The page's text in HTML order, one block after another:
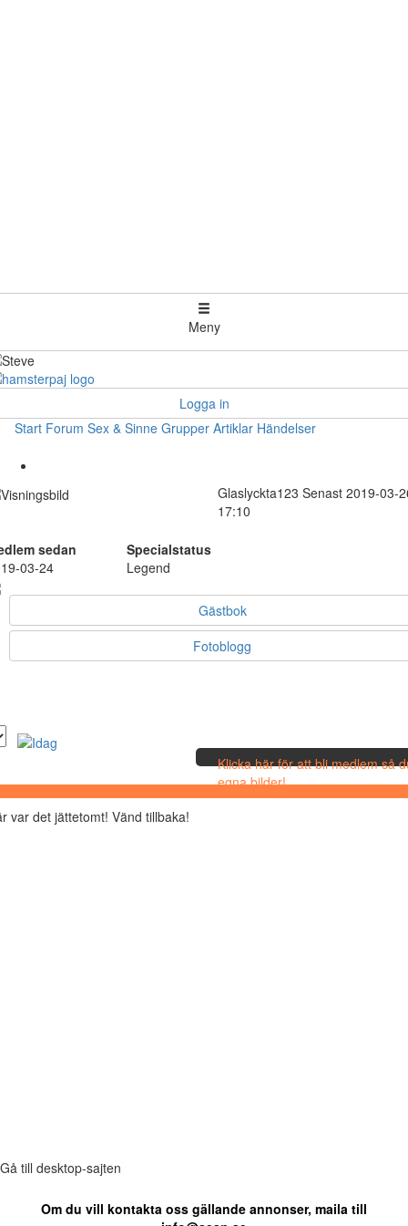
Meny
Logga in
Start Forum Sex & Sinne Grupper Artiklar Händelser
Glaslyckta123 Senast 2019-03-
17:10
sedan
Specialstatus
03-24
Legend
Gästbok
Fotoblogg
Klicka här för att bli medlem så
egna bilder!
var det jättetomt! Vänd tillbaka!
Gå till desktop-sajten
Om du vill kontakta oss gällande annonser, maila till